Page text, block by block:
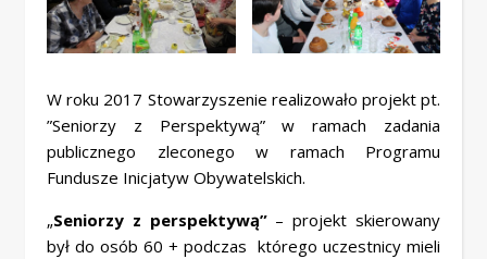
W roku 2017 Stowarzyszenie realizowało projekt pt.
”Seniorzy z Perspektywą” w ramach zadania
publicznego zleconego w ramach Programu
Fundusze Inicjatyw Obywatelskich.
„Seniorzy z perspektywą”– projekt skierowany
był do osób 60 + podczas którego uczestnicy mieli